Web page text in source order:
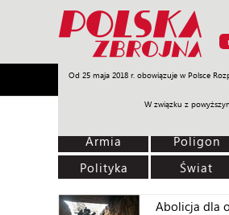
Od 25 maja 2018 r. obowiązuje w Polsce
W związku z
Armia Poligon Sprzęt
Armia Poligon
Polityka
Świat
Abolicja dla